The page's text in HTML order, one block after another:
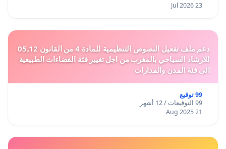
23 Jul 2026
دعم ملف تفعيل النصوص التنظيمية للمادة 4 من القانون 12ـ05
للارشاد السياحي بالمغرب من اجل تغيير فئة الفضاءات الطبيعية
الى فئة المدن والمدارات
99 توقيع
99 التوقيعات / 12 أشهر
21 Aug 2025